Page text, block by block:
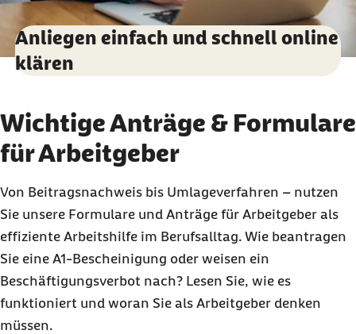
Anliegen einfach und schnell online
klären
Wichtige Anträge & Formulare
für Arbeitgeber
Von Beitragsnachweis bis Umlageverfahren – nutzen
Sie unsere Formulare und Anträge für Arbeitgeber als
effiziente Arbeitshilfe im Berufsalltag. Wie beantragen
Sie eine A1-Bescheinigung oder weisen ein
Beschäftigungsverbot nach? Lesen Sie, wie es
funktioniert und woran Sie als Arbeitgeber denken
müssen.